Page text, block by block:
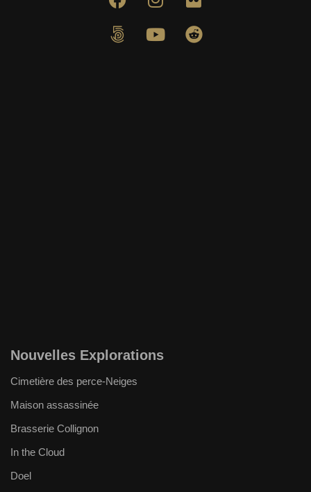
Nouvelles Explorations
Cimetière des perce-Neiges
Maison assassinée
Brasserie Collignon
In the Cloud
Doel